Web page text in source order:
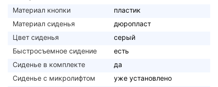
Материал кнопки
пластик
Материал сиденья
дюропласт
Цвет сиденья
серый
Быстросъемное сидение
есть
Сиденье в комплекте
да
Сиденье с микролифтом
уже установлено